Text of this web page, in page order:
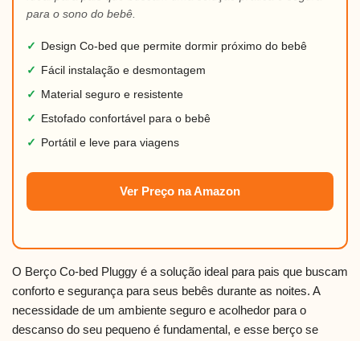
para o sono do bebê.
✓
Design Co-bed que permite dormir próximo do bebê
✓
Fácil instalação e desmontagem
✓
Material seguro e resistente
✓
Estofado confortável para o bebê
✓
Portátil e leve para viagens
Ver Preço na Amazon
O Berço Co-bed Pluggy é a solução ideal para pais que buscam
conforto e segurança para seus bebês durante as noites. A
necessidade de um ambiente seguro e acolhedor para o
descanso do seu pequeno é fundamental, e esse berço se